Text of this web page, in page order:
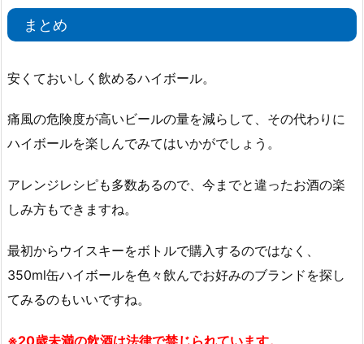
まとめ
安くておいしく飲めるハイボール。
痛風の危険度が高いビールの量を減らして、その代わりに
ハイボールを楽しんでみてはいかがでしょう。
アレンジレシピも多数あるので、今までと違ったお酒の楽
しみ方もできますね。
最初からウイスキーをボトルで購入するのではなく、
350ml缶ハイボールを色々飲んでお好みのブランドを探し
てみるのもいいですね。
※20歳未満の飲酒は法律で禁じられています。